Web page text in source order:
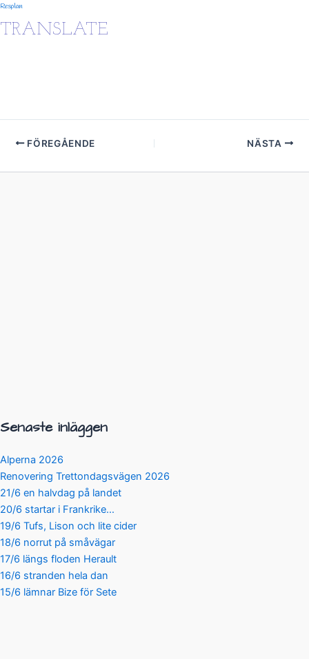
Resplan
TRANSLATE
FÖREGÅENDE NÄSTA
Senaste inläggen
Alperna 2026
Renovering Trettondagsvägen 2026
21/6 en halvdag på landet
20/6 startar i Frankrike…
19/6 Tufs, Lison och lite cider
18/6 norrut på småvägar
17/6 längs floden Herault
16/6 stranden hela dan
15/6 lämnar Bize för Sete